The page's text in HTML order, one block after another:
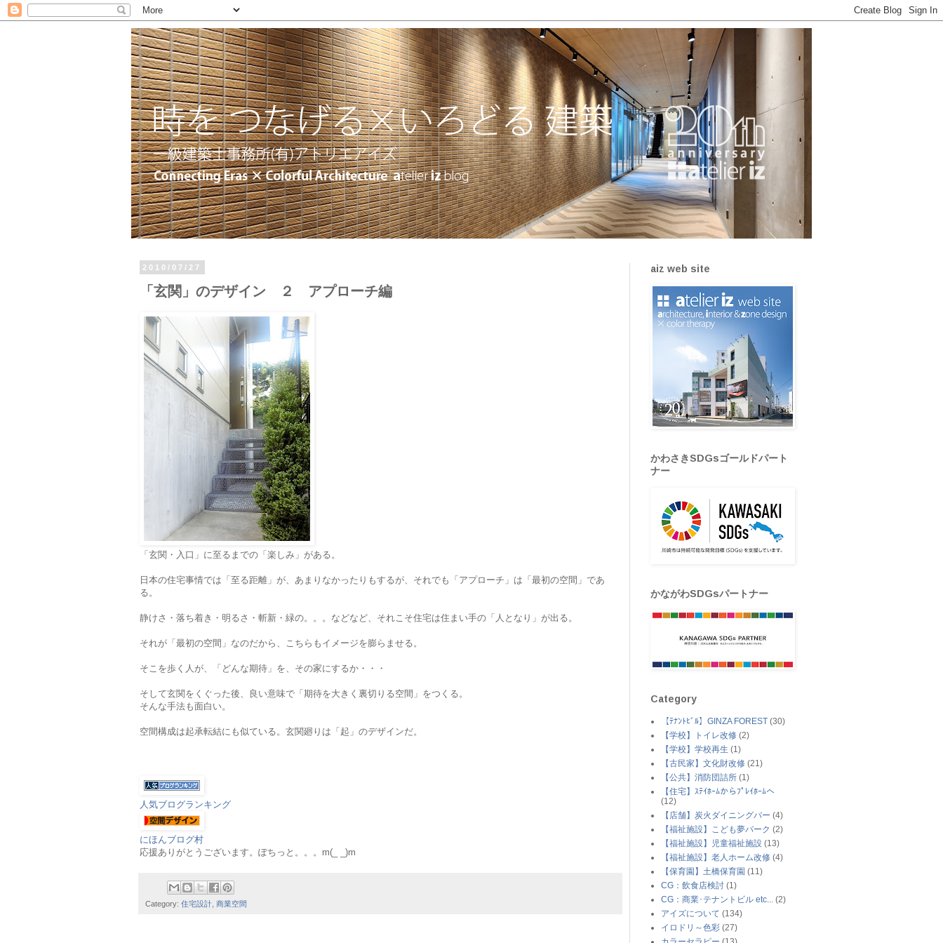
2010/07/27
「玄関」のデザイン ２ アプローチ編
「玄関・入口」に至るまでの「楽しみ」がある。
日本の住宅事情では「至る距離」が、あまりなかったりもするが、それでも「アプローチ」は「最初の空間」であ
る。
静けさ・落ち着き・明るさ・斬新・緑の。。。などなど、それこそ住宅は住まい手の「人となり」が出る。
それが「最初の空間」なのだから、こちらもイメージを膨らませる。
そこを歩く人が、「どんな期待」を、その家にするか・・・
そして玄関をくぐった後、良い意味で「期待を大きく裏切りる空間」をつくる。
そんな手法も面白い。
空間構成は起承転結にも似ている。玄関廻りは「起」のデザインだ。
人気ブログランキング
にほんブログ村
応援ありがとうございます。ぽちっと。。。m(_ _)m
Category: 住宅設計 商業空間
aiz web site
かわさきSDGsゴールドパート
ナー
かながわSDGsパートナー
Category
【ﾃﾅﾝﾄﾋﾞﾙ】GINZA FOREST (30)
【学校】トイレ改修 (2)
【学校】学校再生 (1)
【古民家】文化財改修 (21)
【公共】消防団詰所 (1)
【住宅】ｽﾃｲﾎｰﾑからﾌﾟﾚｲﾎｰﾑへ
(12)
【店舗】炭火ダイニングバー (4)
【福祉施設】こども夢パーク (2)
【福祉施設】児童福祉施設 (13)
【福祉施設】老人ホーム改修 (4)
【保育園】土橋保育園 (11)
CG：飲食店検討 (1)
CG：商業･テナントビル etc... (2)
アイズについて (134)
イロドリ～色彩 (27)